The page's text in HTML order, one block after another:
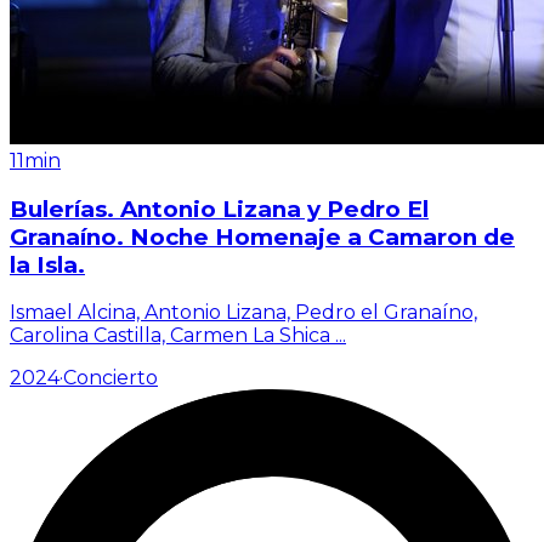
11min
Bulerías. Antonio Lizana y Pedro El
Granaíno. Noche Homenaje a Camaron de
la Isla.
Ismael Alcina, Antonio Lizana, Pedro el Granaíno,
Carolina Castilla, Carmen La Shica ...
2024·Concierto